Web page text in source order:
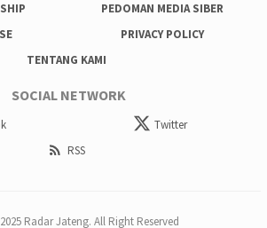
PEDOMAN MEDIA SIBER
PRIVACY POLICY
TENTANG KAMI
SOCIAL NETWORK
Twitter
RSS
Radar Jateng. All Right Reserved